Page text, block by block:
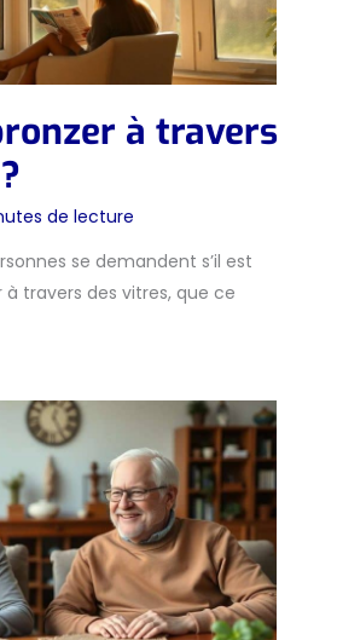
à travers
de lecture
se demandent s’il est
à travers des vitres, que ce